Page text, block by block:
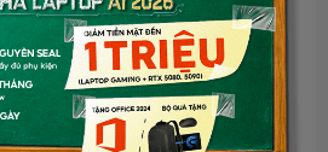
chưa active, fullbox
30 NGÀY LỖI NSX